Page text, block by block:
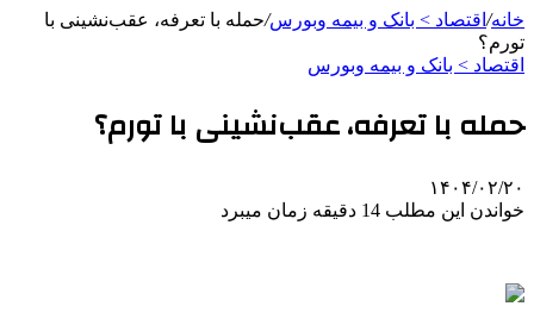
خانه/ اقتصاد > بانک و بیمه وبورس/حمله با تعرفه، عقب‌نشینی با
تورم؟
اقتصاد > بانک و بیمه وبورس
حمله با تعرفه، عقب‌نشینی با تورم؟
۱۴۰۴/۰۲/۲۰
خواندن این مطلب 14 دقیقه زمان میبرد